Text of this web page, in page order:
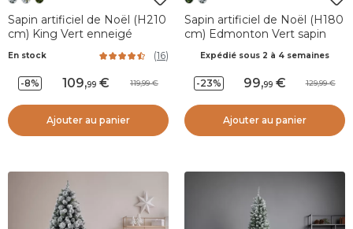
Sapin artificiel de Noël (H210
cm) King Vert enneigé
En stock (16)
-8% 109,99 119,99
Ajouter au panier
Sapin artificiel de Noël (H180
cm) Edmonton Vert sapin
Expédié sous 2 à 4 semaines
-23% 99,99 129,99
Ajouter au panier